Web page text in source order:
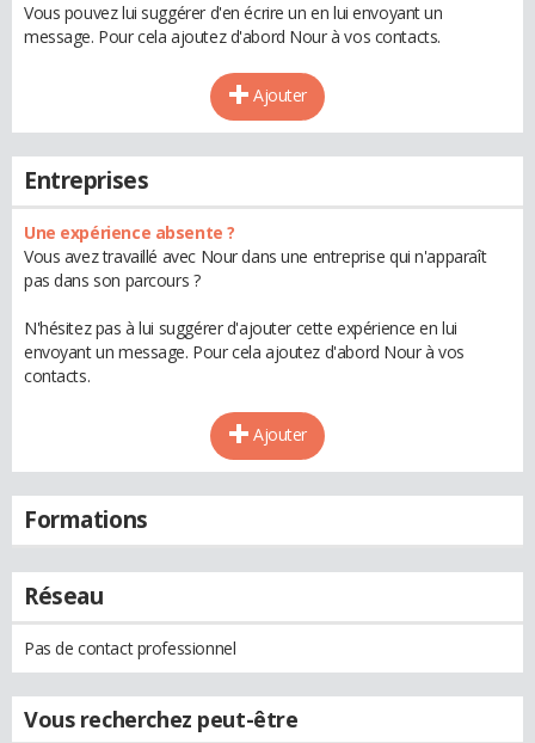
Vous pouvez lui suggérer d'en écrire un en lui envoyant un
message. Pour cela ajoutez d'abord Nour à vos contacts.
Ajouter
Entreprises
Une expérience absente ?
Vous avez travaillé avec Nour dans une entreprise qui n'apparaît
pas dans son parcours ?
N'hésitez pas à lui suggérer d'ajouter cette expérience en lui
envoyant un message. Pour cela ajoutez d'abord Nour à vos
contacts.
Ajouter
Formations
Réseau
Pas de contact professionnel
Vous recherchez peut-être